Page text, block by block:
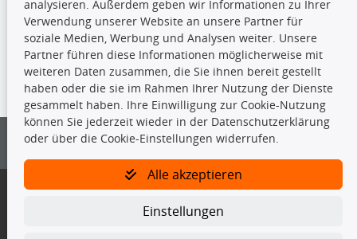
Die hier angezeigten Daten insbesondere die gesamte Datenbank dürfen
nicht kopiert werden.
Es ist zu unterlassen, die Daten oder die gesamte Datenbank ohne
vorherige Zustimmung von TecDoc zu vervielfältigen, zu verbreiten
und/oder diese Handlungen durch Dritte ausführen zu lassen. Ein
Bitte prüfen Sie, ob das über unseren Onlineshop identifizierte Ersatzteil
Gegebenenfalls sind ergänzende Informationen notwendig, um
analysieren. Außerdem geben wir Informationen zu Ihrer
Verwendung unserer Website an unsere Partner für
soziale Medien, Werbung und Analysen weiter. Unsere
Partner führen diese Informationen möglicherweise mit
weiteren Daten zusammen, die Sie ihnen bereit gestellt
haben oder die sie im Rahmen Ihrer Nutzung der Dienste
gesammelt haben. Ihre Einwilligung zur Cookie-Nutzung
können Sie jederzeit wieder in der Datenschutzerklärung
oder über die Cookie-Einstellungen widerrufen.
Alle akzeptieren
Einstellungen